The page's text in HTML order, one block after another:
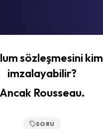
sözleşmesini kim
imzalayabilir?
Ancak Rousseau.
SORU